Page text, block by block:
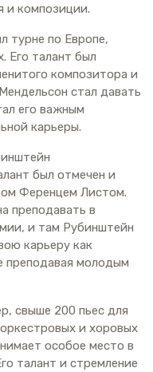
и композиции.
турне по Европе,
Его талант был
композитора и
стал давать
его важным
карьеры.
был отмечен и
Ференцем Листом.
преподавать в
и там Рубинштейн
карьеру как
преподавая молодым
свыше 200 пьес для
и хоровых
особое место в
талант и стремление